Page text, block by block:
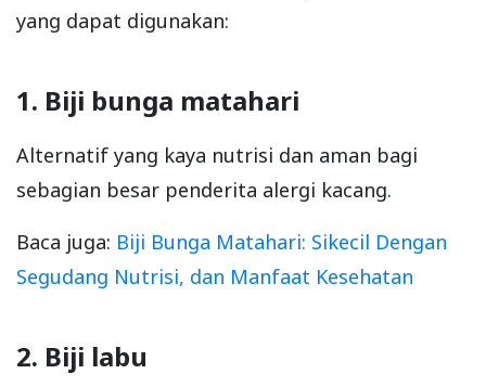
yang dapat digunakan:
1. Biji bunga matahari
Alternatif yang kaya nutrisi dan aman bagi
sebagian besar penderita alergi kacang.
Baca juga: Biji Bunga Matahari: Sikecil Dengan
Segudang Nutrisi, dan Manfaat Kesehatan
2. Biji labu